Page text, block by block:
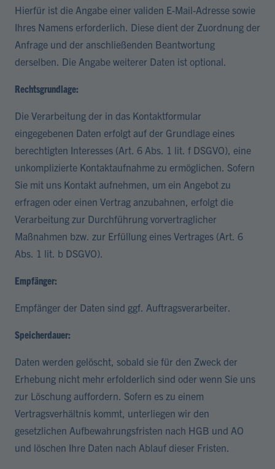
Hierfür ist die Angabe einer validen E-Mail-Adresse sowie
Ihres Namens erforderlich. Diese dient der Zuordnung der
Anfrage und der anschließenden Beantwortung
derselben. Die Angabe weiterer Daten ist optional.
Rechtsgrundlage:
Die Verarbeitung der in das Kontaktformular
eingegebenen Daten erfolgt auf der Grundlage eines
berechtigten Interesses (Art. 6 Abs. 1 lit. f DSGVO), eine
unkomplizierte Kontaktaufnahme zu ermöglichen. Sofern
Sie mit uns Kontakt aufnehmen, um ein Angebot zu
erfragen oder einen Vertrag anzubahnen, erfolgt die
Verarbeitung zur Durchführung vorvertraglicher
Maßnahmen bzw. zur Erfüllung eines Vertrages (Art. 6
Abs. 1 lit. b DSGVO).
Empfänger:
Empfänger der Daten sind ggf. Auftragsverarbeiter.
Speicherdauer:
Daten werden gelöscht, sobald sie für den Zweck der
Erhebung nicht mehr erfolderlich sind oder wenn Sie uns
zur Löschung auffordern. Sofern es zu einem
Vertragsverhältnis kommt, unterliegen wir den
gesetzlichen Aufbewahrungsfristen nach HGB und AO
und löschen Ihre Daten nach Ablauf dieser Fristen.